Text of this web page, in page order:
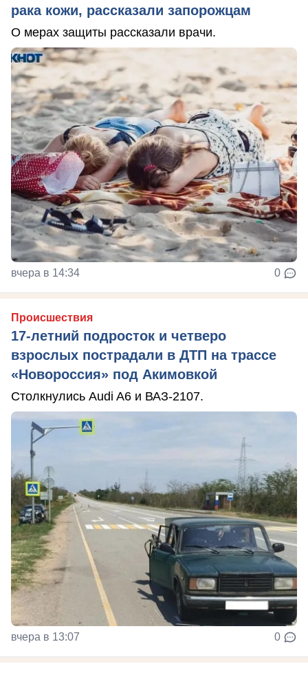
рака кожи, рассказали запорожцам
О мерах защиты рассказали врачи.
вчера в 14:34 0
Происшествия
17-летний подросток и четверо
взрослых пострадали в ДТП на трассе
«Новороссия» под Акимовкой
Столкнулись Audi A6 и ВАЗ-2107.
вчера в 13:07 0